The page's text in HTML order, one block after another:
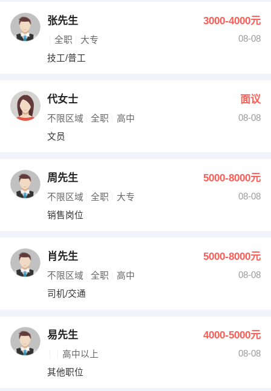
张先生 3000-4000元
全职 大专
08-08
技工/普工
代女士 面议
不限区域 全职 高中
08-08
文员
周先生 5000-8000元
不限区域 全职 大专
08-08
销售岗位
肖先生 5000-8000元
不限区域 全职 高中
08-08
司机/交通
易先生 4000-5000元
高中以上
08-08
其他职位